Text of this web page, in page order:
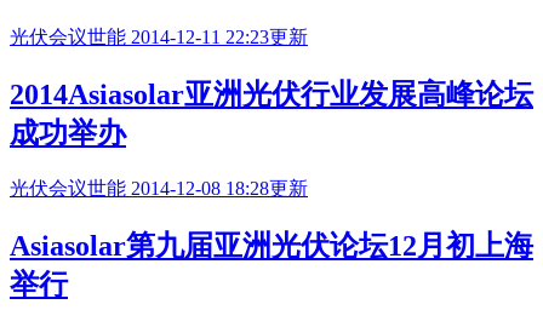
光伏会议世能 2014-12-11 22:23更新
2014Asiasolar亚洲光伏行业发展高峰论坛
成功举办
光伏会议世能 2014-12-08 18:28更新
Asiasolar第九届亚洲光伏论坛12月初上海
举行